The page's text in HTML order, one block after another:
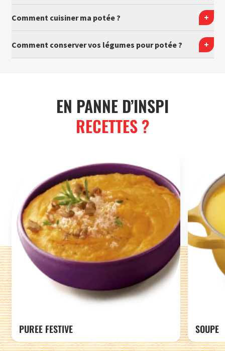
Comment cuisiner ma potée ?
Comment conserver vos légumes pour potée ?
EN PANNE D’INSPI
RECETTES ?
PUREE FESTIVE SOUPE